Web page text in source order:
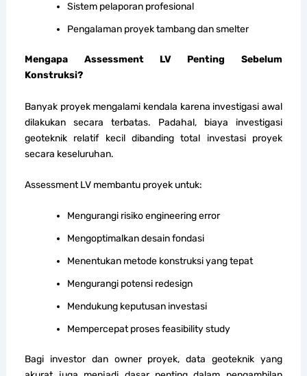
Sistem pelaporan profesional
Pengalaman proyek tambang dan smelter
Mengapa Assessment LV Penting Sebelum
Konstruksi?
Banyak proyek mengalami kendala karena investigasi awal
dilakukan secara terbatas. Padahal, biaya investigasi
geoteknik relatif kecil dibanding total investasi proyek
secara keseluruhan.
Assessment LV membantu proyek untuk:
Mengurangi risiko engineering error
Mengoptimalkan desain fondasi
Menentukan metode konstruksi yang tepat
Mengurangi potensi redesign
Mendukung keputusan investasi
Mempercepat proses feasibility study
Bagi investor dan owner proyek, data geoteknik yang